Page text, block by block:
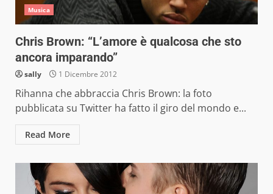
Musica
Chris Brown: “L’amore è qualcosa che sto
ancora imparando”
sally 1 Dicembre 2012
Rihanna che abbraccia Chris Brown: la foto
pubblicata su Twitter ha fatto il giro del mondo e...
Read More